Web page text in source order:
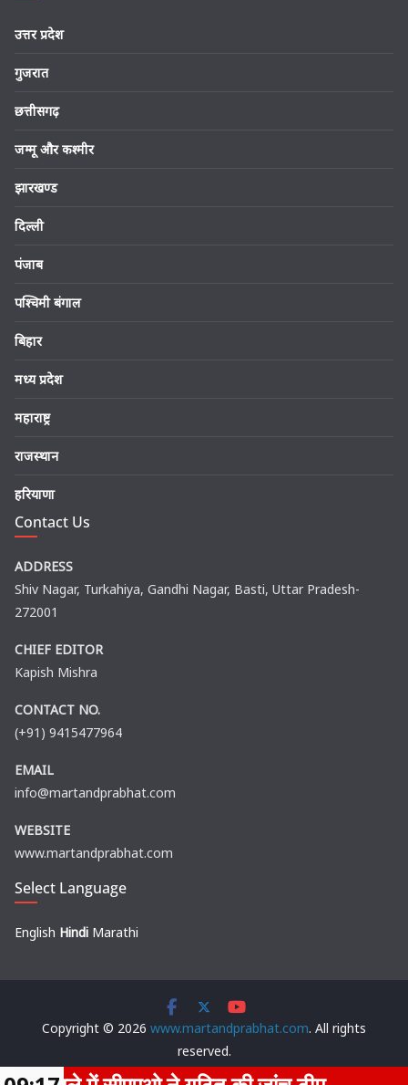
उत्तर प्रदेश
गुजरात
छत्तीसगढ़
जम्मू और कश्मीर
झारखण्ड
दिल्ली
पंजाब
पश्चिमी बंगाल
बिहार
मध्य प्रदेश
महाराष्ट्र
राजस्थान
हरियाणा
Contact Us
ADDRESS
Shiv Nagar, Turkahiya, Gandhi Nagar, Basti, Uttar Pradesh-
272001
CHIEF EDITOR
Kapish Mishra
CONTACT NO.
(+91) 9415477964
EMAIL
info@martandprabhat.com
WEBSITE
www.martandprabhat.com
Select Language
English Hindi Marathi
Copyright © 2026 www.martandprabhat.com. All rights
reserved.
Theme: ColorMag by ThemeGrill. Powered byWordPress